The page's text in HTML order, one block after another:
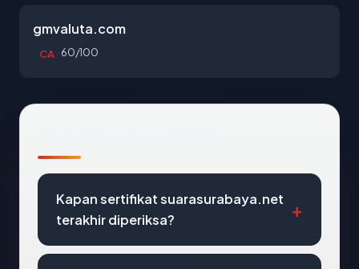
gmvaluta.com
CA 60/100
Kapan sertifikat suarasurabaya.net
terakhir diperiksa?